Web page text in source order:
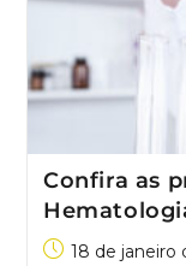
Confira as
18 de janeiro